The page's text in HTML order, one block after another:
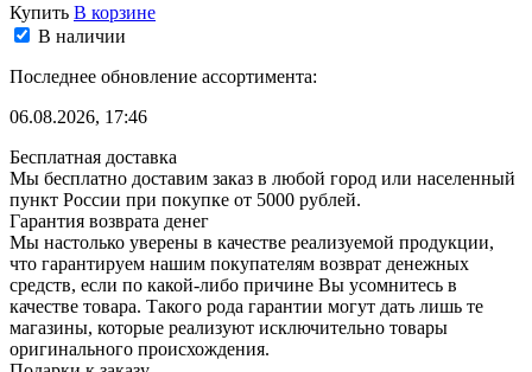
Купить В корзине
В наличии
Последнее обновление ассортимента:
06.08.2026, 17:46
Бесплатная доставка
Мы бесплатно доставим заказ в любой город или населенный
пункт России при покупке от 5000 рублей.
Гарантия возврата денег
Мы настолько уверены в качестве реализуемой продукции,
что гарантируем нашим покупателям возврат денежных
средств, если по какой-либо причине Вы усомнитесь в
качестве товара. Такого рода гарантии могут дать лишь те
магазины, которые реализуют исключительно товары
оригинального происхождения.